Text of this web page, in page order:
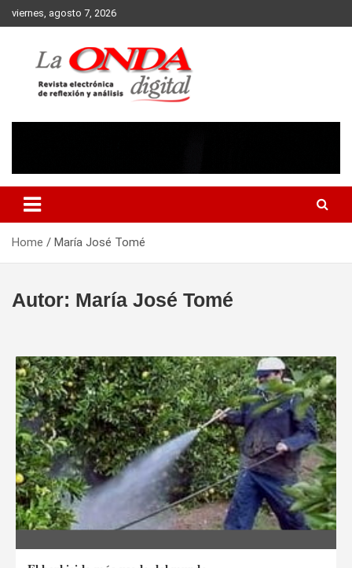
Skip
to
viernes, agosto 7, 2026
Home María José Tomé
Autor: María José Tomé